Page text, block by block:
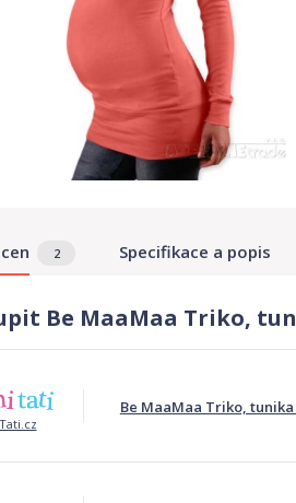
2 Specifikace a popis
Be MaaMaa Triko,
Be MaaMaa Triko,